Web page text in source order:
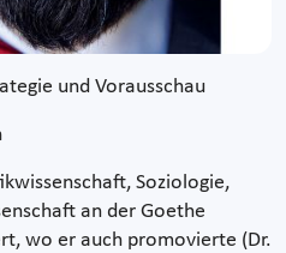
und Vorausschau
Soziologie,
an der Goethe
wo er auch promovierte (Dr.